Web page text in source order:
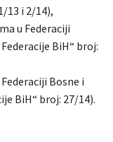
13 i 2/14),
u Federaciji
BiH“ broj:
Bosne i
BiH“ broj: 27/14).